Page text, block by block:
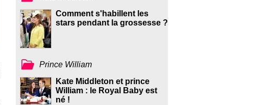
Comment s'habillent les
stars pendant la grossesse ?
Prince William
Kate Middleton et prince
William : le Royal Baby est
né !